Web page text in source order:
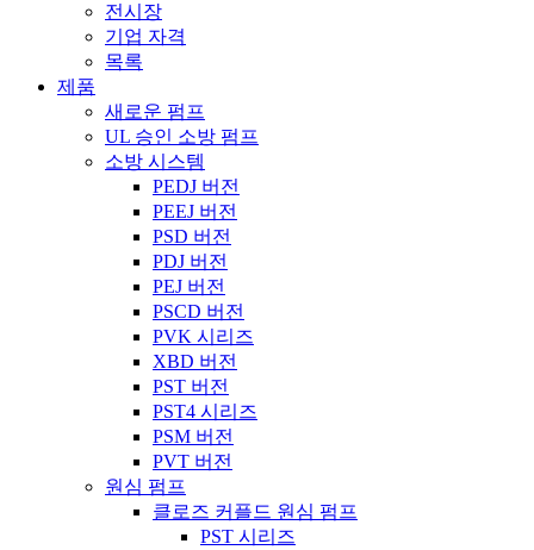
전시장
기업 자격
목록
제품
새로운 펌프
UL 승인 소방 펌프
소방 시스템
PEDJ 버전
PEEJ 버전
PSD 버전
PDJ 버전
PEJ 버전
PSCD 버전
PVK 시리즈
XBD 버전
PST 버전
PST4 시리즈
PSM 버전
PVT 버전
원심 펌프
클로즈 커플드 원심 펌프
PST 시리즈